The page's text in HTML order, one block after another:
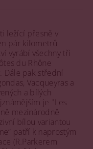
ležící přesně v
pár kilometrů
vyrábí všechny tři
du Rhône
Dále pak střední
Vacqueyras a
a bílých
je "Les
mezinárodně
bílou variantou
patří k naprostým
(R.Parkerem